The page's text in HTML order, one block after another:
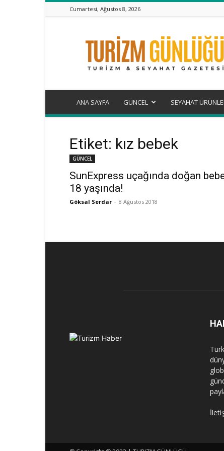
Cumartesi, Ağustos 8, 2026
Turizm
Günlüğü
ANA SAYFA GÜNCEL SEYAHAT
Etiket: kız bebek
GÜNCEL
SunExpress uçağında doğan
18 yaşında!
Göksal Serdar - 8 Ağustos 2018